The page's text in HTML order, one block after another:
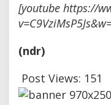
[youtube https://
(ndr)
Post Views: 151